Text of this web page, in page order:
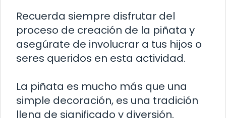
Recuerda siempre disfrutar del
proceso de creación de la piñata y
asegúrate de involucrar a tus hijos o
seres queridos en esta actividad.
La piñata es mucho más que una
simple decoración, es una tradición
llena de significado y diversión.